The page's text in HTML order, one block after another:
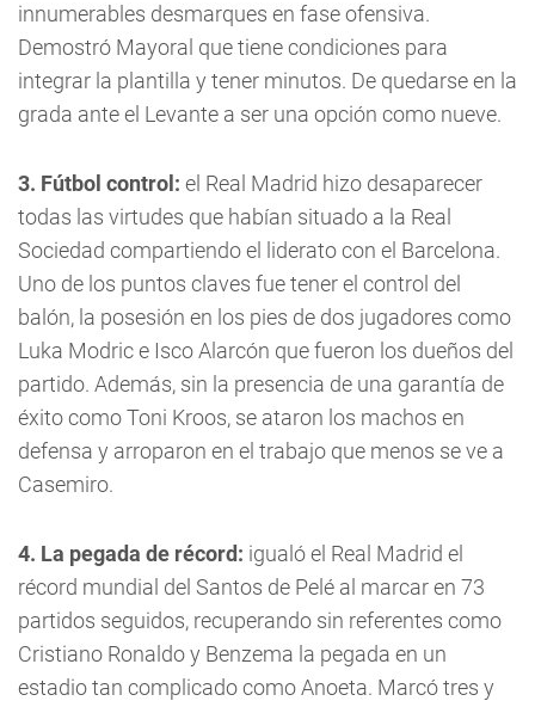
innumerables desmarques en fase ofensiva.
Demostró Mayoral que tiene condiciones para
integrar la plantilla y tener minutos. De quedarse en la
grada ante el Levante a ser una opción como nueve.
3. Fútbol control: el Real Madrid hizo desaparecer
todas las virtudes que habían situado a la Real
Sociedad compartiendo el liderato con el Barcelona.
Uno de los puntos claves fue tener el control del
balón, la posesión en los pies de dos jugadores como
Luka Modric e Isco Alarcón que fueron los dueños del
partido. Además, sin la presencia de una garantía de
éxito como Toni Kroos, se ataron los machos en
defensa y arroparon en el trabajo que menos se ve a
Casemiro.
4. La pegada de récord: igualó el Real Madrid el
récord mundial del Santos de Pelé al marcar en 73
partidos seguidos, recuperando sin referentes como
Cristiano Ronaldo y Benzema la pegada en un
estadio tan complicado como Anoeta. Marcó tres y